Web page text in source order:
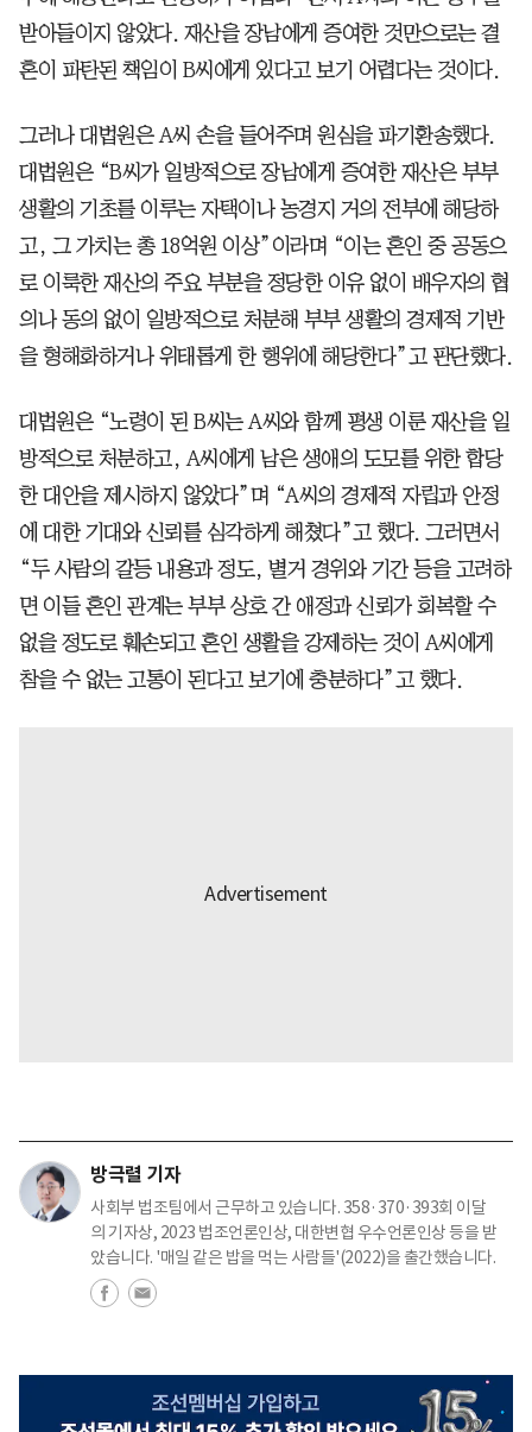
받아들이지 않았다. 재산을 장남에게 증여한 것만으로는 결
혼이 파탄된 책임이 B씨에게 있다고 보기 어렵다는 것이다.
그러나 대법원은 A씨 손을 들어주며 원심을 파기환송했다.
대법원은 “B씨가 일방적으로 장남에게 증여한 재산은 부부
생활의 기초를 이루는 자택이나 농경지 거의 전부에 해당하
고, 그 가치는 총 18억원 이상”이라며 “이는 혼인 중 공동으
로 이룩한 재산의 주요 부분을 정당한 이유 없이 배우자의 협
의나 동의 없이 일방적으로 처분해 부부 생활의 경제적 기반
을 형해화하거나 위태롭게 한 행위에 해당한다”고 판단했다.
대법원은 “노령이 된 B씨는 A씨와 함께 평생 이룬 재산을 일
방적으로 처분하고, A씨에게 남은 생애의 도모를 위한 합당
한 대안을 제시하지 않았다”며 “A씨의 경제적 자립과 안정
에 대한 기대와 신뢰를 심각하게 해쳤다”고 했다. 그러면서
“두 사람의 갈등 내용과 정도, 별거 경위와 기간 등을 고려하
면 이들 혼인 관계는 부부 상호 간 애정과 신뢰가 회복할 수
없을 정도로 훼손되고 혼인 생활을 강제하는 것이 A씨에게
참을 수 없는 고통이 된다고 보기에 충분하다”고 했다.
방극렬 기자
사회부 법조팀에서 근무하고 있습니다. 358·370·393회 이달
의 기자상, 2023 법조언론인상, 대한변협 우수언론인상 등을 받
았습니다. '매일 같은 밥을 먹는 사람들'(2022)을 출간했습니다.